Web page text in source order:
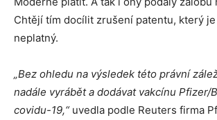
Chtějí tím docílit zrušení patentu, který
neplatný.
„Bez ohledu na výsledek této právní
nadále vyrábět a dodávat vakcínu Pfizer/
covidu-19,“uvedla podle Reuters firma